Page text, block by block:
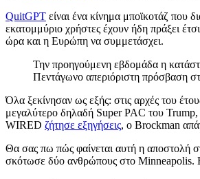
QuitGPT είναι ένα κίνημα μποϊκοτάζ που
εκατομμύριο χρήστες έχουν ήδη πράξει
ώρα και η Ευρώπη να συμμετάσχει.
Την προηγούμενη εβδομάδα η
Πεντάγωνο απεριόριστη πρόσβαση
Όλα ξεκίνησαν ως εξής: στις αρχές του
μεγαλύτερο δηλαδή Super PAC του Trump,
WIRED ζήτησε εξηγήσεις, ο Brockman
Θα σας πω πώς φαίνεται αυτή η αποστολή
σκότωσε δύο ανθρώπους στο Minneapolis. Η